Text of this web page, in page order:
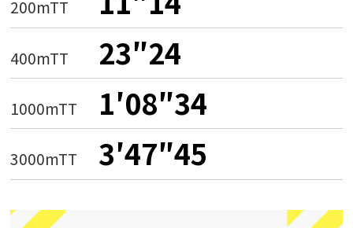
200mTT
400mTT 23″24
1000mTT 1′08″34
3000mTT 3′47″45